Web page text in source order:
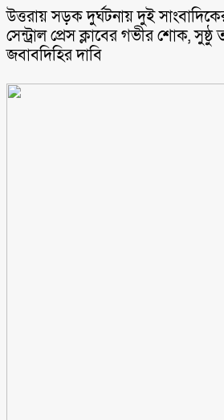
উত্তরায় সড়ক দুর্ঘটনায় দুই
সেন্ট্রাল প্রেস ক্লাবের গভীর শোক,
জবাবদিহির দাবি